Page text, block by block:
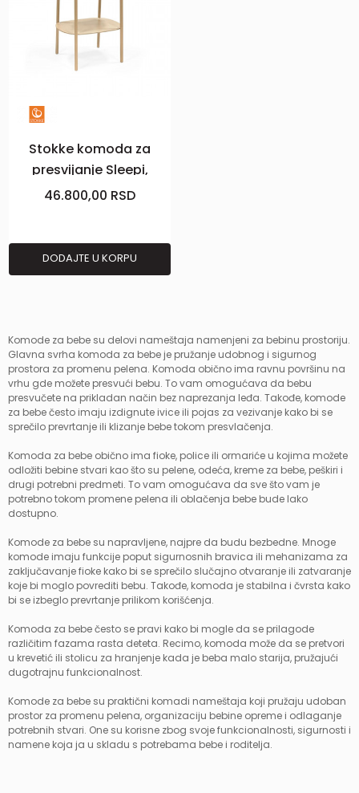
Stokke komoda za
presvijanje Sleepi,
Natura
46.800,00 RSD
DODAJTE U KORPU
Komode za bebe su delovi nameštaja namenjeni za bebinu prostoriju.
Glavna svrha komoda za bebe je pružanje udobnog i sigurnog
prostora za promenu pelena. Komoda obično ima ravnu površinu na
vrhu gde možete presvući bebu. To vam omogućava da bebu
presvučete na prikladan način bez naprezanja leđa. Takođe, komode
za bebe često imaju izdignute ivice ili pojas za vezivanje kako bi se
sprečilo prevrtanje ili klizanje bebe tokom presvlačenja.
Komoda za bebe obično ima fioke, police ili ormariće u kojima možete
odložiti bebine stvari kao što su pelene, odeća, kreme za bebe, peškiri i
drugi potrebni predmeti. To vam omogućava da sve što vam je
potrebno tokom promene pelena ili oblačenja bebe bude lako
dostupno.
Komode za bebe su napravljene, najpre da budu bezbedne. Mnoge
komode imaju funkcije poput sigurnosnih bravica ili mehanizama za
zaključavanje fioke kako bi se sprečilo slučajno otvaranje ili zatvaranje
koje bi moglo povrediti bebu. Takođe, komoda je stabilna i čvrsta kako
bi se izbeglo prevrtanje prilikom korišćenja.
Komoda za bebe često se pravi kako bi mogle da se prilagode
različitim fazama rasta deteta. Recimo, komoda može da se pretvori
u krevetić ili stolicu za hranjenje kada je beba malo starija, pružajući
dugotrajnu funkcionalnost.
Komode za bebe su praktični komadi nameštaja koji pružaju udoban
prostor za promenu pelena, organizaciju bebine opreme i odlaganje
potrebnih stvari. One su korisne zbog svoje funkcionalnosti, sigurnosti i
namene koja ja u skladu s potrebama bebe i roditelja.